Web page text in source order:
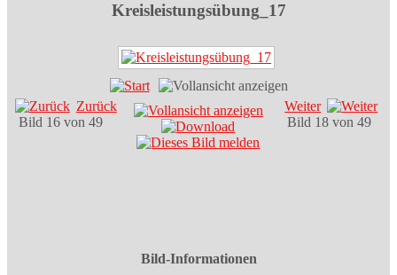
Kreisleistungsübung_17
Zurück
Bild 16 von 49
Weiter
Bild 18 von 49
Bild-Informationen